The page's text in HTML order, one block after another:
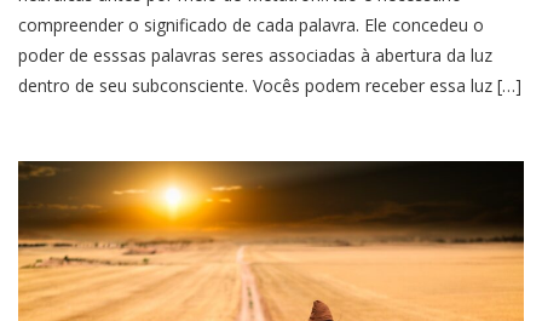
compreender o significado de cada palavra. Ele concedeu o
poder de esssas palavras seres associadas à abertura da luz
dentro de seu subconsciente. Vocês podem receber essa luz […]